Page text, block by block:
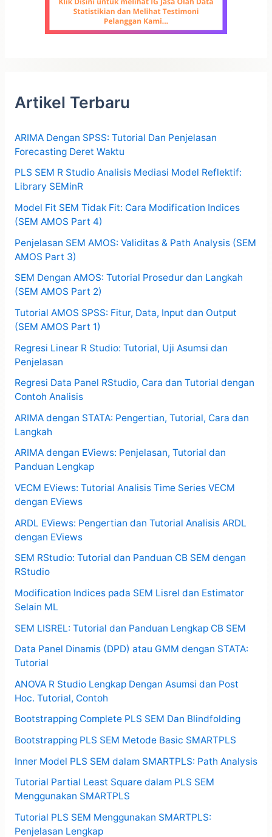
Artikel Terbaru
ARIMA Dengan SPSS: Tutorial Dan Penjelasan
Forecasting Deret Waktu
PLS SEM R Studio Analisis Mediasi Model Reflektif:
Library SEMinR
Model Fit SEM Tidak Fit: Cara Modification Indices
(SEM AMOS Part 4)
Penjelasan SEM AMOS: Validitas & Path Analysis (SEM
AMOS Part 3)
SEM Dengan AMOS: Tutorial Prosedur dan Langkah
(SEM AMOS Part 2)
Tutorial AMOS SPSS: Fitur, Data, Input dan Output
(SEM AMOS Part 1)
Regresi Linear R Studio: Tutorial, Uji Asumsi dan
Penjelasan
Regresi Data Panel RStudio, Cara dan Tutorial dengan
Contoh Analisis
ARIMA dengan STATA: Pengertian, Tutorial, Cara dan
Langkah
ARIMA dengan EViews: Penjelasan, Tutorial dan
Panduan Lengkap
VECM EViews: Tutorial Analisis Time Series VECM
dengan EViews
ARDL EViews: Pengertian dan Tutorial Analisis ARDL
dengan EViews
SEM RStudio: Tutorial dan Panduan CB SEM dengan
RStudio
Modification Indices pada SEM Lisrel dan Estimator
Selain ML
SEM LISREL: Tutorial dan Panduan Lengkap CB SEM
Data Panel Dinamis (DPD) atau GMM dengan STATA:
Tutorial
ANOVA R Studio Lengkap Dengan Asumsi dan Post
Hoc. Tutorial, Contoh
Bootstrapping Complete PLS SEM Dan Blindfolding
Bootstrapping PLS SEM Metode Basic SMARTPLS
Inner Model PLS SEM dalam SMARTPLS: Path Analysis
Tutorial Partial Least Square dalam PLS SEM
Menggunakan SMARTPLS
Tutorial PLS SEM Menggunakan SMARTPLS:
Penjelasan Lengkap